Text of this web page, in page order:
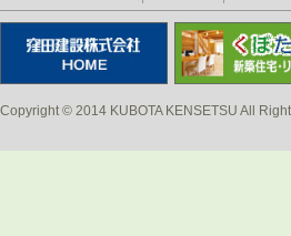
Copyright © 2014 KUBOTA KENSETSU All